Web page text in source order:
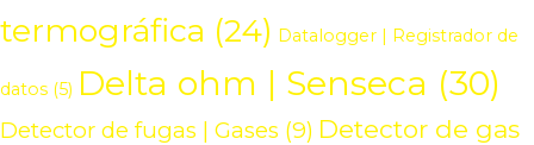
termográfica (24) Datalogger | Registrador de
datos (5) Delta ohm | Senseca (30)
Detector de fugas | Gases (9) Detector de gas